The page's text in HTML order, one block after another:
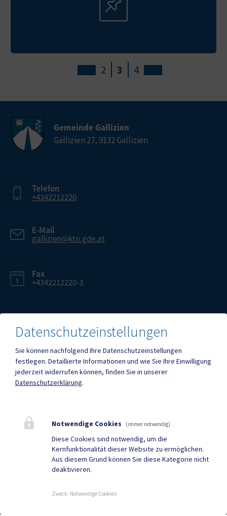
2 3 4
Gemeinde Gallizien
Gallizien 27, 9132 Gallizien
Telefon
+4342212220
E-Mail
gallizien@ktn.gde.at
Fax
+4342212220-3
Quicklinks
Facebook
DuBistGallizien - Portal
Gemeindezeitung
Neuigkeiten
Datenschutzeinstellungen
Sie können nachfolgend Ihre Datenschutzeinstellungen
festlegen. Detaillierte Informationen und wie Sie Ihre Einwilligung
jederzeit widerrufen können, finden Sie in unserer
Datenschutzerklärung.
Notwendige Cookies (immer notwendig)
Diese Cookies sind notwendig, um die
Kernfunktionalität dieser Website zu ermöglichen.
Aus diesem Grund können Sie diese Kategorie nicht
deaktivieren.
Zweck: Notwendige Cookies